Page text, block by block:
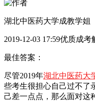
湖北中医药大学成教学姐
2019-12-03 17:59优质成考
最佳答案：
尽管2019年湖北中医药大
些考生很担心自己过不了
己差一点点，那么面对这